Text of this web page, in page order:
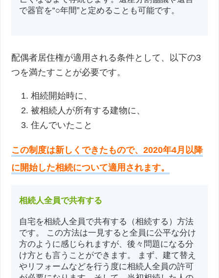
で器官を“○年間”と定めることも可能です。
配偶者居住権が適用される条件として、以下の3
つを満たすことが必要です。
相続開始時に、
被相続人が所有する建物に、
住んでいたこと
この制度は新しくできたもので、2020年4月以降
に開始した相続について適用されます。
相続人全員で共有する
自宅を相続人全員で共有する（相続する）方法
です。 この方法は一見すると全員に公平な分け
方のように感じられますが、後々問題になる分
け方とも言うことができます。 まず、建て替え
やリフォームなどを行う度に相続人全員の許可